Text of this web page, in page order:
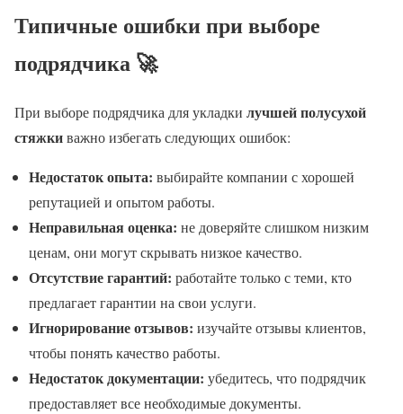
Типичные ошибки при выборе
подрядчика 🚀
При выборе подрядчика для укладки лучшей полусухой
стяжкиважно избегать следующих ошибок:
Недостаток опыта: выбирайте компании с хорошей
репутацией и опытом работы.
Неправильная оценка: не доверяйте слишком низким
ценам, они могут скрывать низкое качество.
Отсутствие гарантий: работайте только с теми, кто
предлагает гарантии на свои услуги.
Игнорирование отзывов: изучайте отзывы клиентов,
чтобы понять качество работы.
Недостаток документации: убедитесь, что подрядчик
предоставляет все необходимые документы.